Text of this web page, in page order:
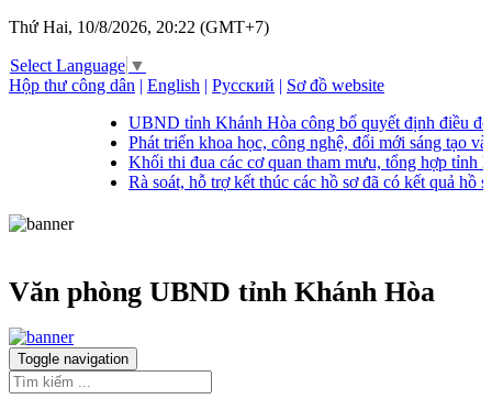
Thứ Hai, 10/8/2026, 20:22 (GMT+7)
Select Language ▼
Hộp thư công dân | English | Русский | Sơ đồ website
UBND tỉnh Khánh Hòa công bố quyết định điều
Phát triển khoa học, công nghệ, đổi mới sáng tạo
Khối thi đua các cơ quan tham mưu, tổng hợp tỉnh
Rà soát, hỗ trợ kết thúc các hồ sơ đã có kết quả hồ
Văn phòng UBND tỉnh Khánh Hòa
Toggle navigation